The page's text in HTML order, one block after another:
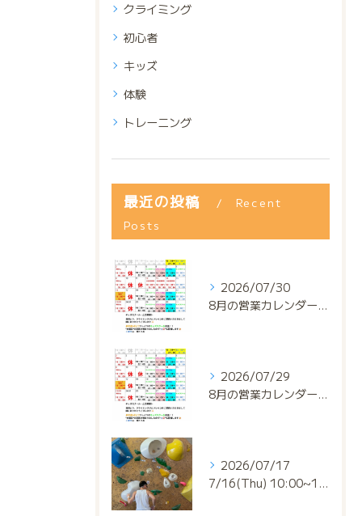
クライミング
初心者
キッズ
体験
トレーニング
最近の投稿
Recent
Posts
2026/07/30
8月の営業カレンダー📅でっっっす‼️
2026/07/29
8月の営業カレンダー📅でっっっす‼️
2026/07/17
7/16(Thu) 10:00~13:00